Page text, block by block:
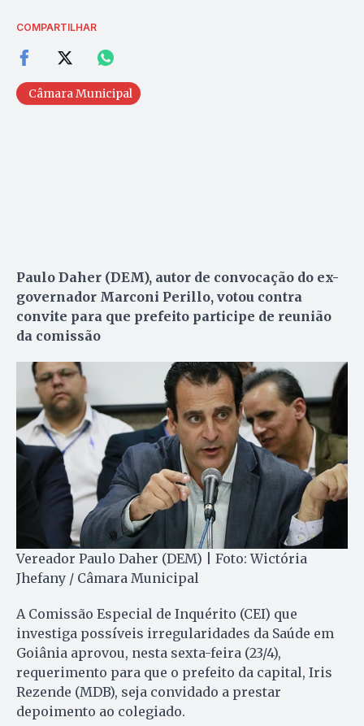
COMPARTILHAR
Câmara Municipal
Paulo Daher (DEM), autor de convocação do ex-
governador Marconi Perillo, votou contra
convite para que prefeito participe de reunião
da comissão
Vereador Paulo Daher (DEM) | Foto: Wictória
Jhefany / Câmara Municipal
A Comissão Especial de Inquérito (CEI) que
investiga possíveis irregularidades da Saúde em
Goiânia aprovou, nesta sexta-feira (23/4),
requerimento para que o prefeito da capital, Iris
Rezende (MDB), seja convidado a prestar
depoimento ao colegiado.